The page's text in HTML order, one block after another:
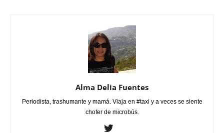
Alma Delia Fuentes
Periodista, trashumante y mamá. Viaja en #taxi y a veces se siente
chofer de microbús.